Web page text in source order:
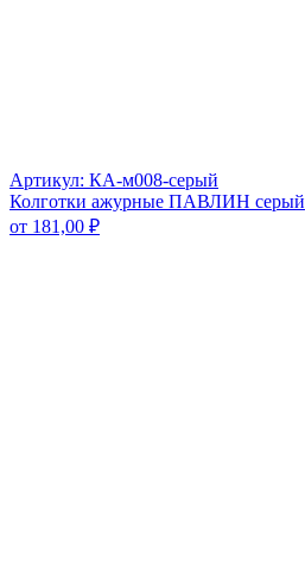
Артикул: КА-м008-серый
Колготки ажурные ПАВЛИН серый
от 181,00 ₽